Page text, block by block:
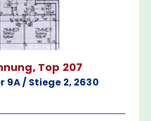
Top 207
/ Stiege 2, 2630